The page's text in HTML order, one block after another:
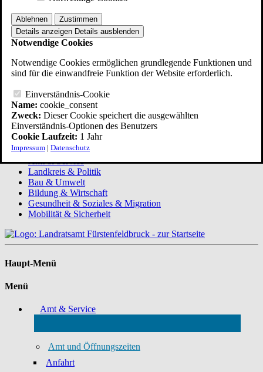
Druckversion
Menü
(Übersicht)
Amt & Service
Landkreis & Politik
Bau & Umwelt
Bildung & Wirtschaft
Gesundheit & Soziales & Migration
Mobilität & Sicherheit
Haupt-Menü
Menü
Amt & Service
Amt und Öffnungszeiten
Anfahrt
Ablehnen
Zustimmen
Details anzeigen Details ausblenden
Notwendige Cookies
Notwendige Cookies ermöglichen grundlegende Funktionen und
sind für die einwandfreie Funktion der Website erforderlich.
Einverständnis-Cookie
Name: cookie_consent
Zweck: Dieser Cookie speichert die ausgewählten
Einverständnis-Optionen des Benutzers
Cookie Laufzeit: 1 Jahr
Impressum | Datenschutz